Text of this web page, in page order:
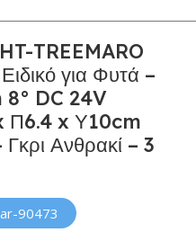
TREEMARO
για Φυτά –
8° DC 24V
Π6.4 x Υ10cm
Ανθρακί – 3
90473